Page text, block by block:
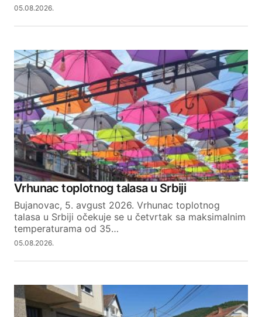
05.08.2026.
Vrhunac toplotnog talasa u Srbiji
Bujanovac, 5. avgust 2026. Vrhunac toplotnog
talasa u Srbiji očekuje se u četvrtak sa maksimalnim
temperaturama od 35…
05.08.2026.